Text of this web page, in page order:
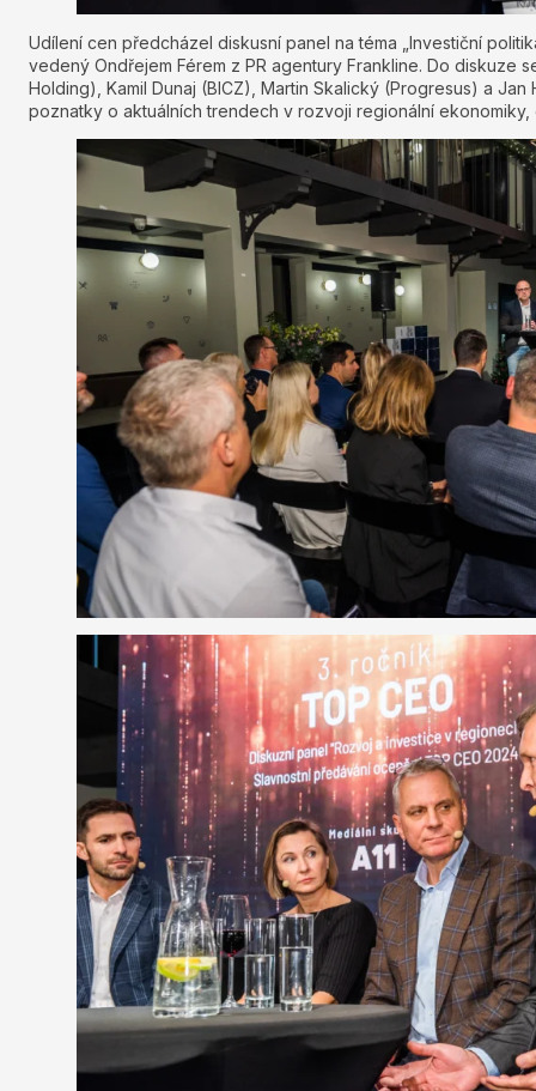
Udílení cen předcházel diskusní panel na téma „Investiční
vedený Ondřejem Férem z PR agentury Frankline. Do diskuze
Holding), Kamil Dunaj (BICZ), Martin Skalický (Progresus) a
poznatky o aktuálních trendech v rozvoji regionální